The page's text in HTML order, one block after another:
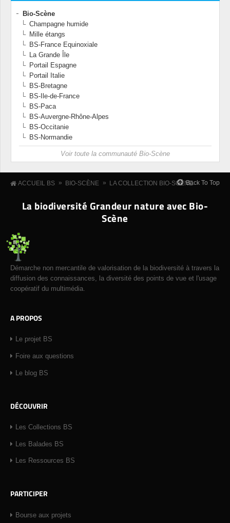
Bio-Scène
Champagne humide
Mille étangs
BS-France Equinoxiale
La Grande Île
Portail Espagne
Portail Italie
BS-Bretagne
BS-Ile-de-France
BS-Paca
BS-Auvergne-Rhône-Alpes
BS-Occitanie
BS-Normandie
Voir toute la communauté Bio-Scène
ACCUEIL BS » BIO-SCÈNE » LA COLLECTION BIO-SCÈNEBack To Top
La biodiversité Grandeur nature avec Bio-
Scène
Démarche non mercantile de valorisation de la biodiversité à travers la
diffusion des connaissances, la diversité des points de vue et l'usage
coopératif du multimédia.
A PROPOS
Le projet BS
Foire aux questions
Le blog BS
DÉCOUVRIR
Les Collections BS
Les Balades BS
Les Ressources BS
PARTICIPER
Bourse aux projets